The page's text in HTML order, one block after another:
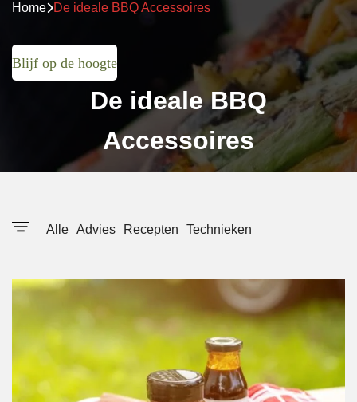
Home De ideale BBQ Accessoires
Blijf op de hoogte
De ideale BBQ
Accessoires
Alle Advies Recepten Technieken